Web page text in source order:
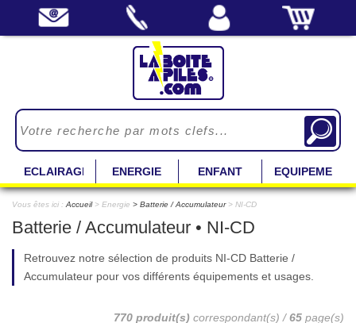
ECLAIRAGE ENERGIE ENFANT EQUIPEMENT
Vous êtes ici : Accueil> Energie Batterie / Accumulateur> NI-CD
Batterie / Accumulateur • NI-CD
Retrouvez notre sélection de produits NI-CD Batterie /
Accumulateur pour vos différents équipements et usages.
770 produit(s) correspondant(s) /65 page(s)